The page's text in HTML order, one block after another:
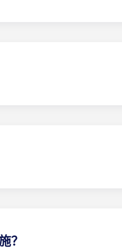
？